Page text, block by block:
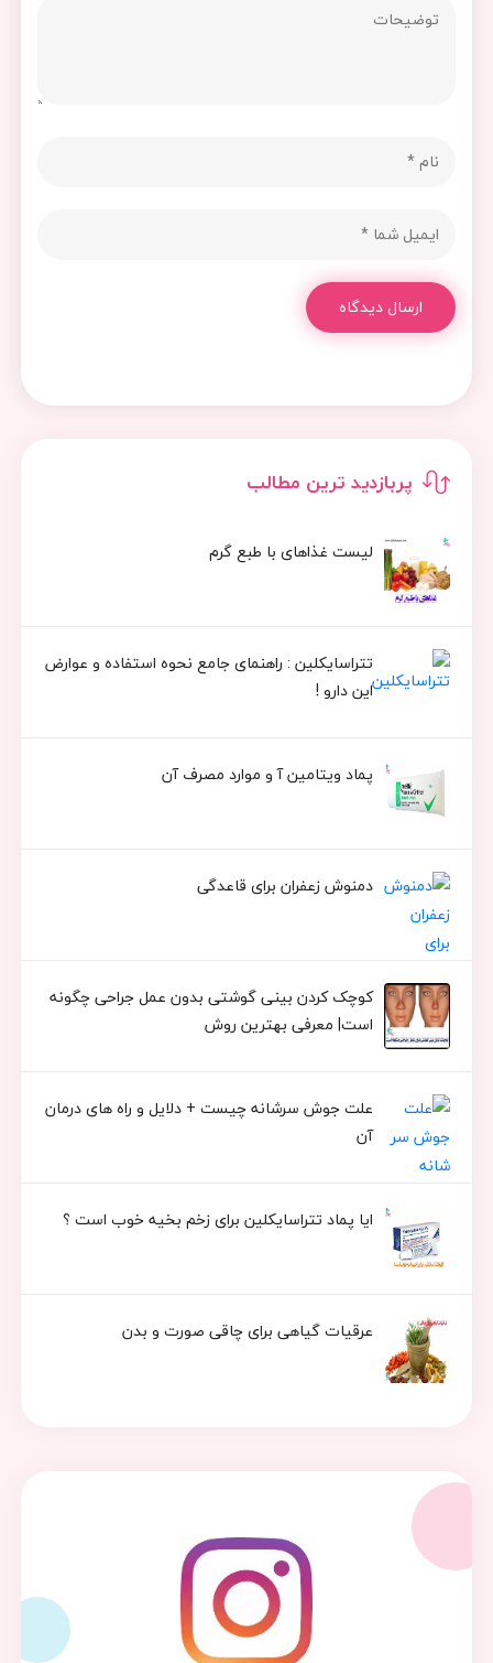
پربازدید ترین مطالب
لیست غذاهای با طبع گرم
تتراسایکلین : راهنمای جامع نحوه استفاده و عوارض
این دارو !
پماد ویتامین آ و موارد مصرف آن
دمنوش زعفران برای قاعدگی
کوچک کردن بینی گوشتی بدون عمل جراحی چگونه
است| معرفی بهترین روش
علت جوش سرشانه چیست + دلایل و راه های درمان
آن
ایا پماد تتراسایکلین برای زخم بخیه خوب است ؟
عرقیات گیاهی برای چاقی صورت و بدن
ارسال دیدگاه